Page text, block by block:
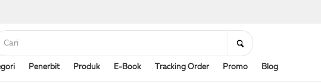
Penerbit Produk E-Book Tracking Order Promo Blog